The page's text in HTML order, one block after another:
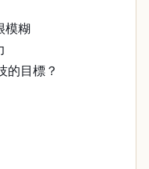
模糊
的目標？